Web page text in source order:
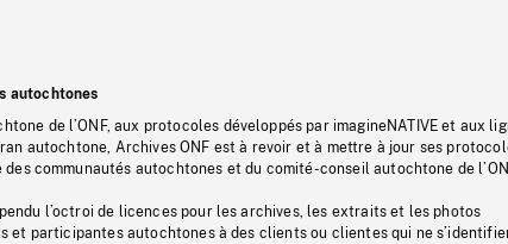
autochtones
de l’ONF, aux protocoles développés par imagineNATIVE et aux
autochtone, Archives ONF est à revoir et à mettre à jour ses
des communautés autochtones et du comité-conseil autochtone de
l’octroi de licences pour les archives, les extraits et les photos
et participantes autochtones à des clients ou clientes qui ne